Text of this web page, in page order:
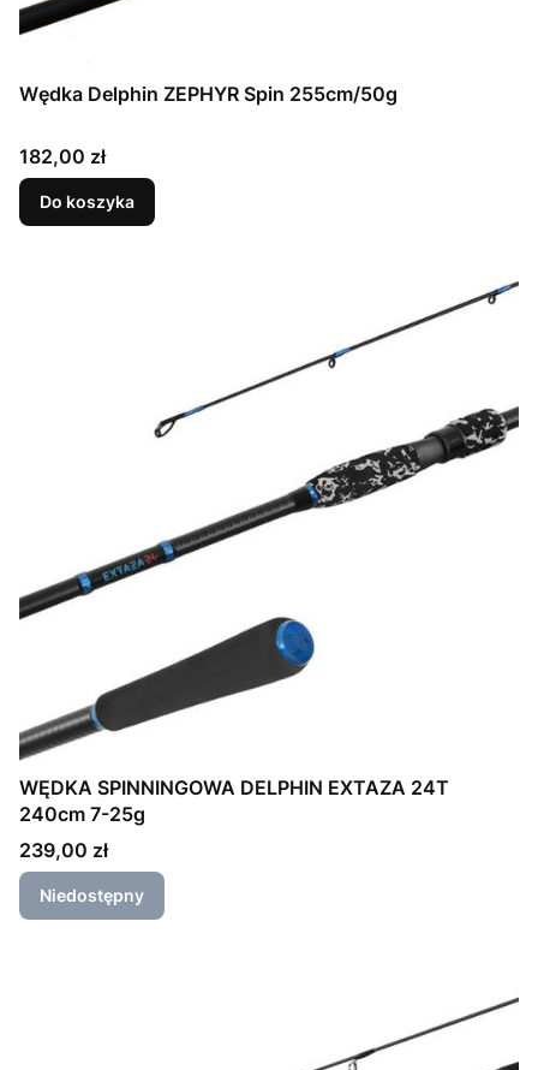
Wędka Delphin ZEPHYR Spin 255cm/50g
Cena
182,00 zł
Do koszyka
WĘDKA SPINNINGOWA DELPHIN EXTAZA 24T
240cm 7-25g
Cena
239,00 zł
Niedostępny